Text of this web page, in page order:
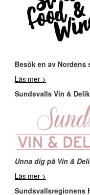
Besök en av
Läs mer >
Sundsvalls Vin &
Unna dig på Vin &
Läs mer >
Sundsvallsregionens